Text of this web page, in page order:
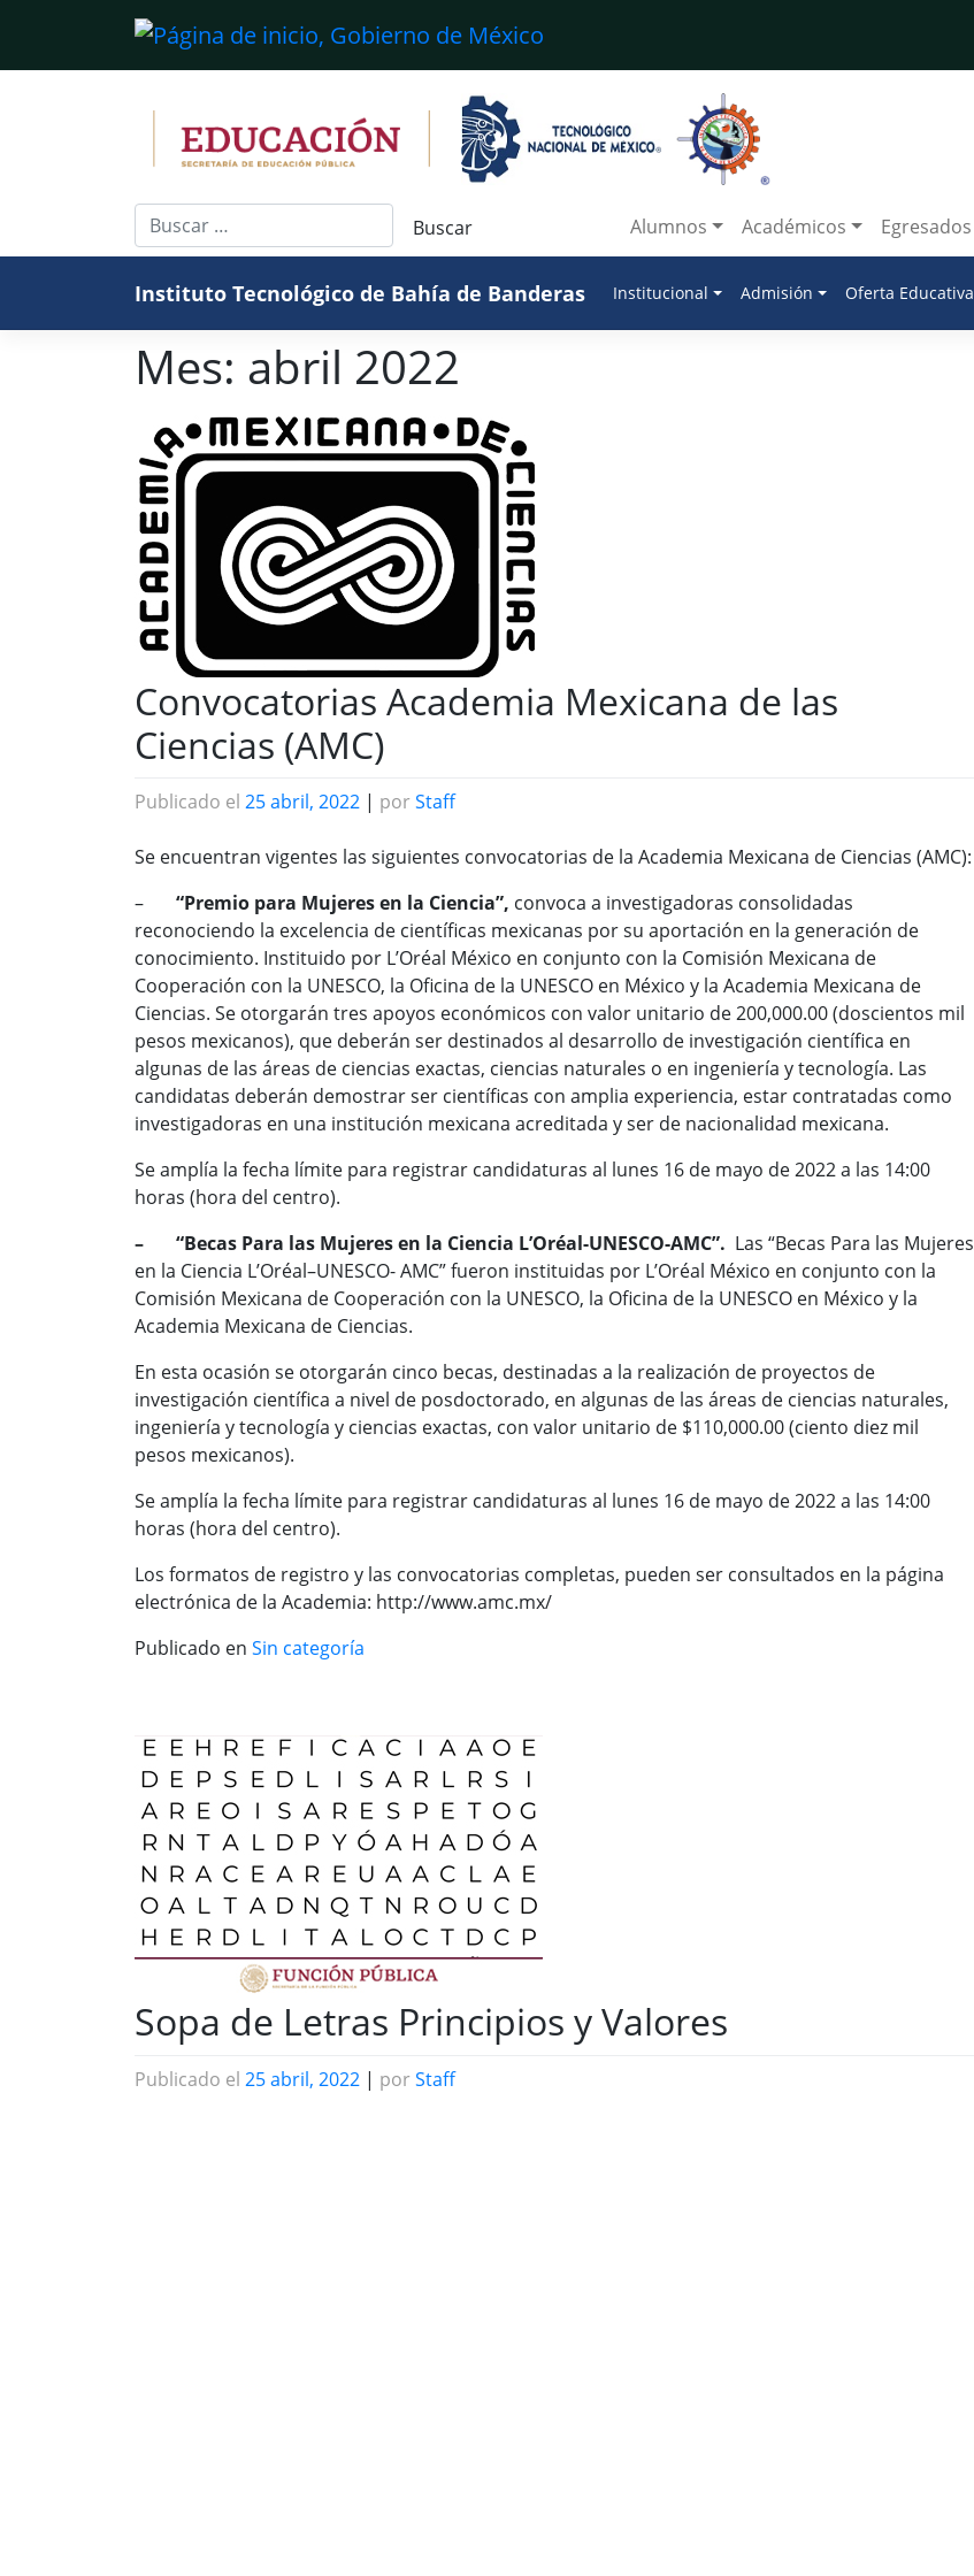
contenido
Alumnos Académicos Egresados
Instituto Tecnológico de Bahía de Banderas Institucional Admisión Oferta Educativa
Mes: abril 2022
Convocatorias Academia Mexicana de las
Ciencias (AMC)
Publicado el 25 abril, 2022 | por Staff
Se encuentran vigentes las siguientes convocatorias de la Academia Mexicana de Ciencias (AMC):
– “Premio para Mujeres en la Ciencia”, convoca a investigadoras consolidadas
reconociendo la excelencia de científicas mexicanas por su aportación en la generación de
conocimiento. Instituido por L’Oréal México en conjunto con la Comisión Mexicana de
Cooperación con la UNESCO, la Oficina de la UNESCO en México y la Academia Mexicana de
Ciencias. Se otorgarán tres apoyos económicos con valor unitario de 200,000.00 (doscientos mil
pesos mexicanos), que deberán ser destinados al desarrollo de investigación científica en
algunas de las áreas de ciencias exactas, ciencias naturales o en ingeniería y tecnología. Las
candidatas deberán demostrar ser científicas con amplia experiencia, estar contratadas como
investigadoras en una institución mexicana acreditada y ser de nacionalidad mexicana.
Se amplía la fecha límite para registrar candidaturas al lunes 16 de mayo de 2022 a las 14:00
horas (hora del centro).
– “Becas Para las Mujeres en la Ciencia L’Oréal-UNESCO-AMC”. Las “Becas Para las Mujeres
en la Ciencia L’Oréal–UNESCO- AMC” fueron instituidas por L’Oréal México en conjunto con la
Comisión Mexicana de Cooperación con la UNESCO, la Oficina de la UNESCO en México y la
Academia Mexicana de Ciencias.
En esta ocasión se otorgarán cinco becas, destinadas a la realización de proyectos de
investigación científica a nivel de posdoctorado, en algunas de las áreas de ciencias naturales,
ingeniería y tecnología y ciencias exactas, con valor unitario de $110,000.00 (ciento diez mil
pesos mexicanos).
Se amplía la fecha límite para registrar candidaturas al lunes 16 de mayo de 2022 a las 14:00
horas (hora del centro).
Los formatos de registro y las convocatorias completas, pueden ser consultados en la página
electrónica de la Academia: http://www.amc.mx/
Publicado en Sin categoría
Sopa de Letras Principios y Valores
Publicado el 25 abril, 2022 | por Staff